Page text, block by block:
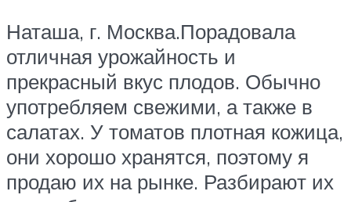
Наташа, г. Москва.Порадовала
отличная урожайность и
прекрасный вкус плодов. Обычно
употребляем свежими, а также в
салатах. У томатов плотная кожица,
они хорошо хранятся, поэтому я
продаю их на рынке. Разбирают их